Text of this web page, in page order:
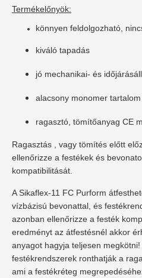
Termékelőnyök:
könnyen feldolgozható,
kiváló tapadás
jó mechanikai- és
alacsony monomer tartalom
ragasztó, tömítőanyag CE
Ragasztás , vagy tömítés előtt
ellenőrizze a festékek és
kompatibilitását.
A Sikaflex-11 FC Purform
vízbázisú bevonattal, és
azonban ellenőrizze a festék
eredményt az átfestésnél akkor
anyagot hagyja teljesen
festékrendszerek ronthatják a
ami a festékréteg